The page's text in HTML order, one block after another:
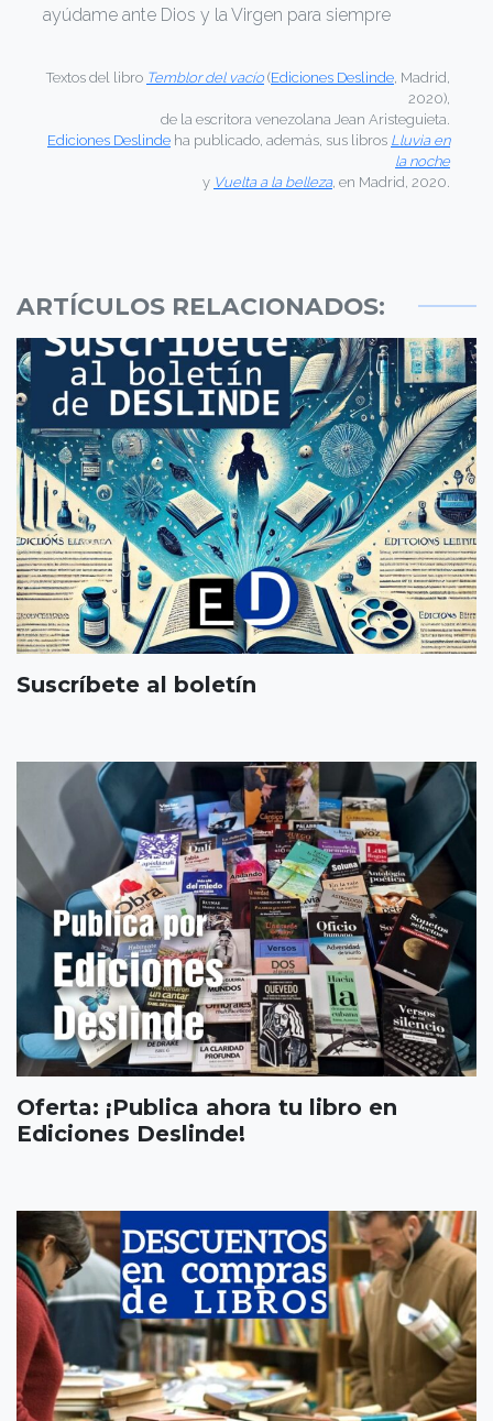
ayúdame ante Dios y la Virgen para siempre
Textos del libro Temblor del vacío (Ediciones Deslinde, Madrid,
2020),
de la escritora venezolana Jean Aristeguieta.
Ediciones Deslinde ha publicado, además, sus libros Lluvia en
la noche
y Vuelta a la belleza, en Madrid, 2020.
ARTÍCULOS RELACIONADOS:
Suscríbete al boletín
Oferta: ¡Publica ahora tu libro en
Ediciones Deslinde!